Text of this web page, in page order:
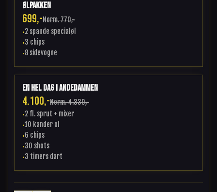
Ølpakken
699,-Norm.770,-
•2 spande specialøl
•3 chips
•8 sidevogne
En hel dag i andedammen
4.100,-Norm.4.330,-
•2 fl. sprut + mixer
•10 kander øl
•6 chips
•30 shots
•3 timers dart